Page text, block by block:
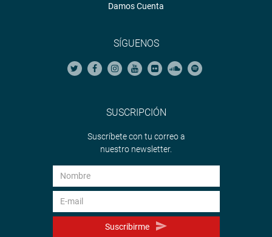
Damos Cuenta
SÍGUENOS
SUSCRIPCIÓN
Suscríbete con tu correo a
nuestro newsletter.
Suscribirme